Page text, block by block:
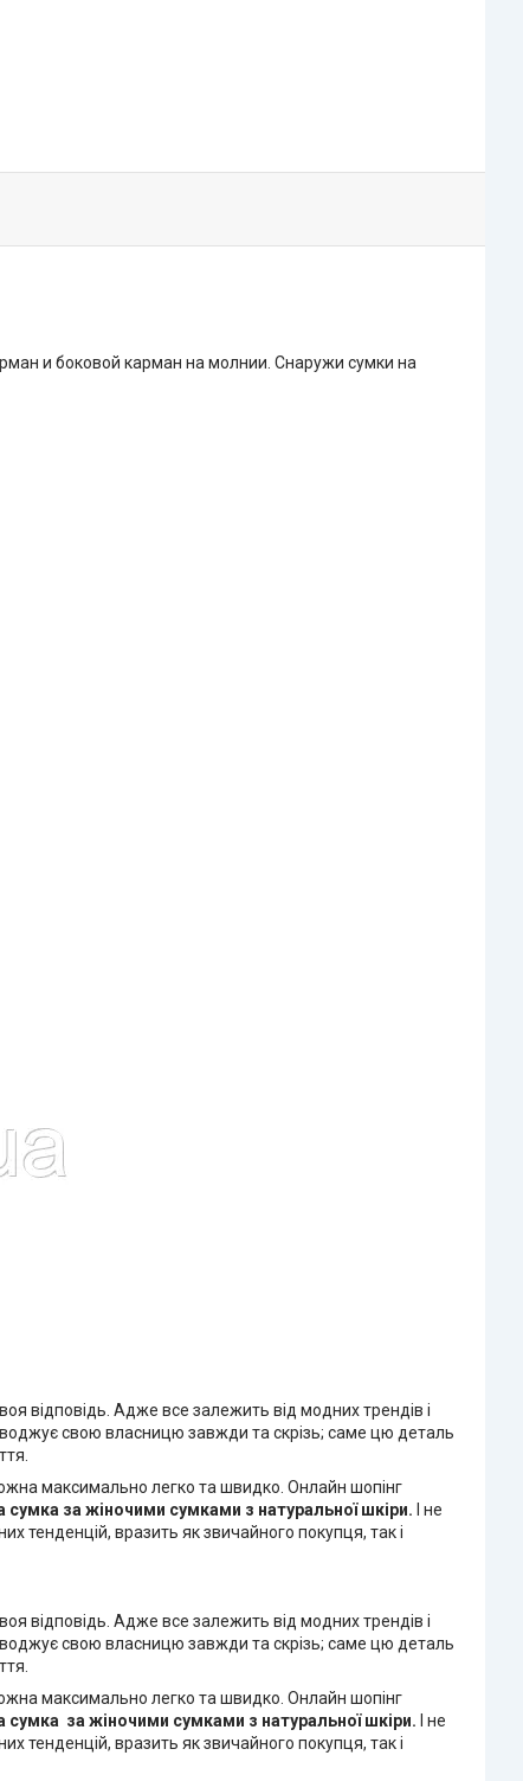
и боковой карман на молнии. Снаружи сумки на
відповідь. Адже все залежить від модних трендів і
свою власницю завжди та скрізь; саме цю деталь
максимально легко та швидко. Онлайн шопінг
сумка за жіночими сумками з натуральної шкіри. І не
тенденцій, вразить як звичайного покупця, так і
відповідь. Адже все залежить від модних трендів і
свою власницю завжди та скрізь; саме цю деталь
максимально легко та швидко. Онлайн шопінг
сумка за жіночими сумками з натуральної шкіри. І не
тенденцій, вразить як звичайного покупця, так і